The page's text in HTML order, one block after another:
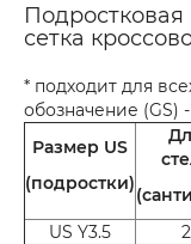
сетка
* подходит для
обозначение (GS)
Размер US
(подростки)
US Y3.5